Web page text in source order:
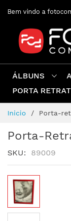
para
conteúdo
Bem vindo a
ÁLBUNS
PORTA
Inicio Porta-
Porta-
SKU 89009
Pular
para
final